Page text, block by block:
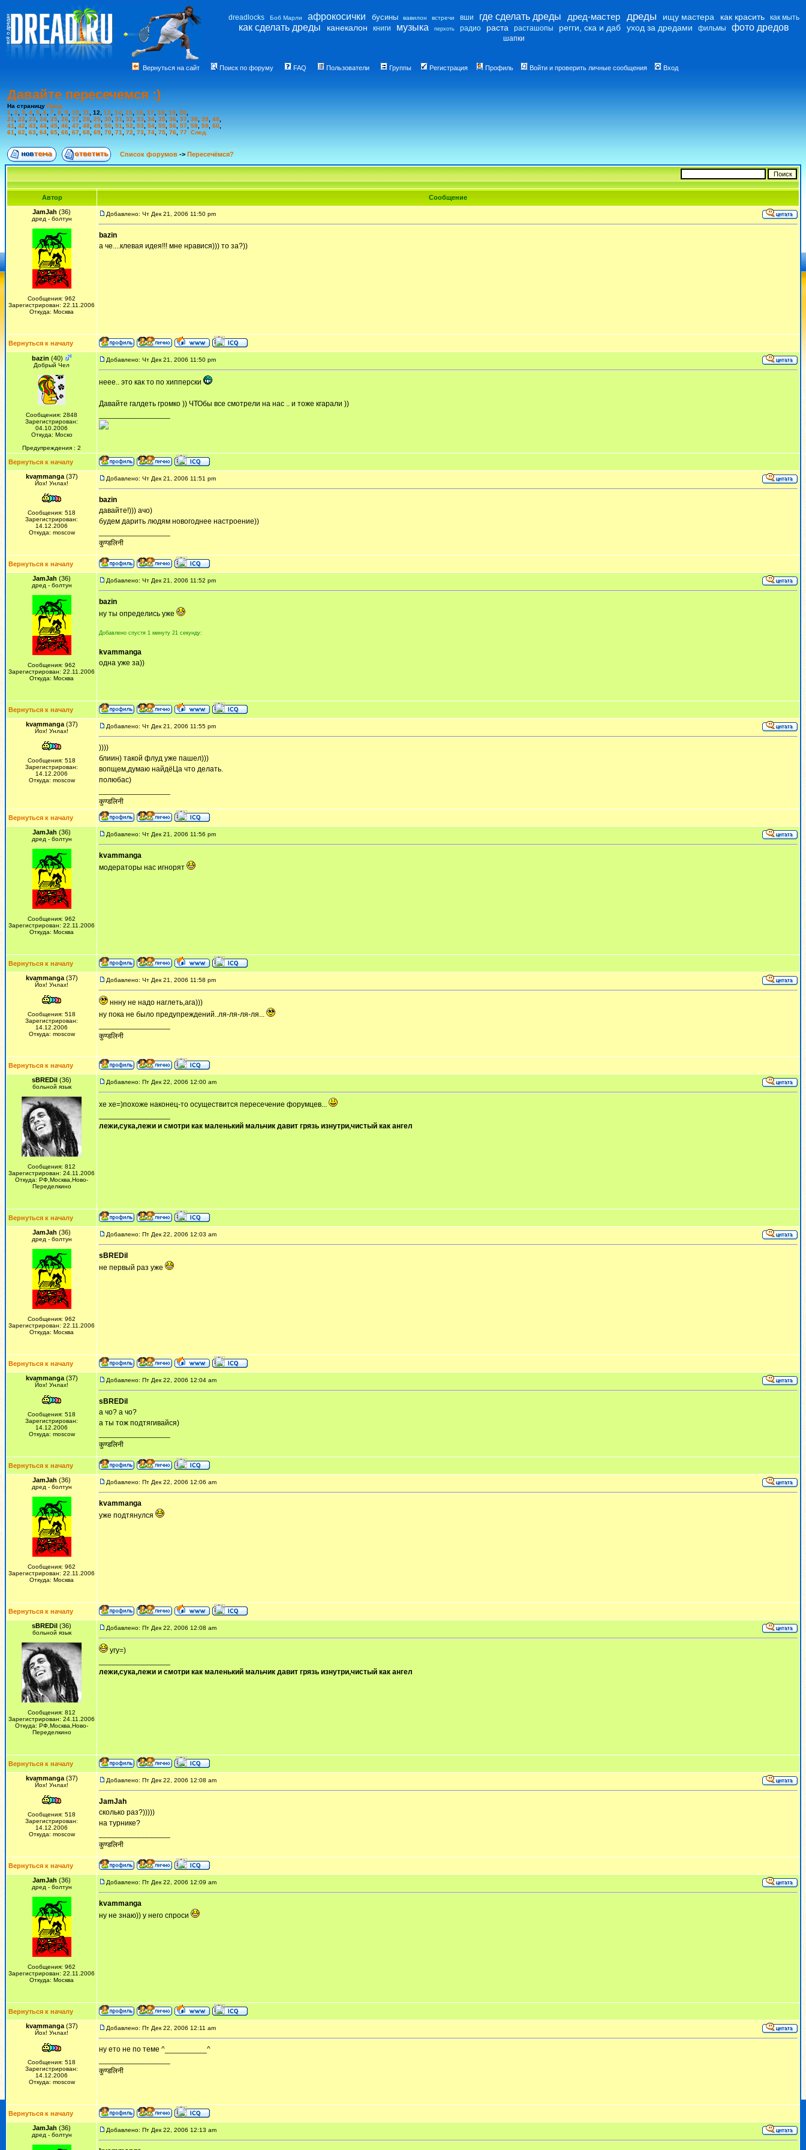
dreadlocks Боб Марли афрокосички бусины вавилон встречи вши где сделать дреды дред-мастер дреды ищу мастера как красить как мыть
как сделать дреды канекалон книги музыка перхоть радио раста расташопы регги, ска и даб уход за дредами фильмы фото дредов
шапки
Вернуться на сайт Поиск по форуму FAQ Пользователи Группы Регистрация Профиль Войти и проверить личные сообщения Вход
Давайте пересечемся :)
На страницу Пред.
1
2 3 4 5 6 7 8 9 10 11 12 13 14 15 16 17 18 19 20
21
22 23 24 25 26 27 28 29 30 31 32 33 34 35 36 37 38 39 40
41
42 43 44 45 46 47 48 49 50 51 52 53 54 55 56 57 58 59 60
61
62 63 64 65 66 67 68 69 70 71 72 73 74 75 76 77 След.
Список форумов -> Пересечёмся?
Автор
Сообщение
JamJah (36)
дред - болтун
Сообщения: 962
Зарегистрирован: 22.11.2006
Откуда: Москва
Добавлено: Чт Дек 21, 2006 11:50 pm
bazin
а че....клевая идея!!! мне нравися))) то за?))
Вернуться к началу
bazin (40)
Добрый Чел
Сообщения: 2848
Зарегистрирован:
04.10.2006
Откуда: Моско
Предупреждения : 2
Добавлено: Чт Дек 21, 2006 11:50 pm
неее.. это как то по хипперски
Давайте галдеть громко )) ЧТОбы все смотрели на нас .. и тоже кгарали ))
Вернуться к началу
kvammanga(37)
Йох! Унлах!
Сообщения: 518
Зарегистрирован:
14.12.2006
Откуда: moscow
Добавлено: Чт Дек 21, 2006 11:51 pm
bazin
давайте!))) ачо)
будем дарить людям новогоднее настроение))
कुण्डलिनी
Вернуться к началу
JamJah (36)
дред - болтун
Сообщения: 962
Зарегистрирован: 22.11.2006
Откуда: Москва
Добавлено: Чт Дек 21, 2006 11:52 pm
bazin
ну ты определись уже
Добавлено спустя 1 минуту 21 секунду:
kvammanga
одна уже за))
Вернуться к началу
kvammanga(37)
Йох! Унлах!
Сообщения: 518
Зарегистрирован:
14.12.2006
Откуда: moscow
Добавлено: Чт Дек 21, 2006 11:55 pm
))))
блиин) такой флуд уже пашел)))
вопщем,думаю найдёЦа что делать.
полюбас)
कुण्डलिनी
Вернуться к началу
JamJah (36)
дред - болтун
Сообщения: 962
Зарегистрирован: 22.11.2006
Откуда: Москва
Добавлено: Чт Дек 21, 2006 11:56 pm
kvammanga
модераторы нас игнорят
Вернуться к началу
kvammanga(37)
Йох! Унлах!
Сообщения: 518
Зарегистрирован:
14.12.2006
Откуда: moscow
Добавлено: Чт Дек 21, 2006 11:58 pm
ннну не надо наглеть,ага)))
ну пока не было предупреждений..ля-ля-ля-ля...
कुण्डलिनी
Вернуться к началу
sBREDil (36)
больной язык
Сообщения: 812
Зарегистрирован: 24.11.2006
Откуда: РФ,Москва,Ново-
Переделкино
Добавлено: Пт Дек 22, 2006 12:00 am
хе хе=)похоже наконец-то осуществится пересечение форумцев...
лежи,сука,лежи и смотри как маленький мальчик давит грязь изнутри,чистый как ангел
Вернуться к началу
JamJah (36)
дред - болтун
Сообщения: 962
Зарегистрирован: 22.11.2006
Откуда: Москва
Добавлено: Пт Дек 22, 2006 12:03 am
sBREDil
не первый раз уже
Вернуться к началу
kvammanga(37)
Йох! Унлах!
Сообщения: 518
Зарегистрирован:
14.12.2006
Откуда: moscow
Добавлено: Пт Дек 22, 2006 12:04 am
sBREDil
а чо? а чо?
а ты тож подтягивайся)
कुण्डलिनी
Вернуться к началу
JamJah (36)
дред - болтун
Сообщения: 962
Зарегистрирован: 22.11.2006
Откуда: Москва
Добавлено: Пт Дек 22, 2006 12:06 am
kvammanga
уже подтянулся
Вернуться к началу
sBREDil (36)
больной язык
Сообщения: 812
Зарегистрирован: 24.11.2006
Откуда: РФ,Москва,Ново-
Переделкино
Добавлено: Пт Дек 22, 2006 12:08 am
угу=)
лежи,сука,лежи и смотри как маленький мальчик давит грязь изнутри,чистый как ангел
Вернуться к началу
kvammanga(37)
Йох! Унлах!
Сообщения: 518
Зарегистрирован:
14.12.2006
Откуда: moscow
Добавлено: Пт Дек 22, 2006 12:08 am
JamJah
сколько раз?)))))
на турнике?
कुण्डलिनी
Вернуться к началу
JamJah (36)
дред - болтун
Сообщения: 962
Зарегистрирован: 22.11.2006
Откуда: Москва
Добавлено: Пт Дек 22, 2006 12:09 am
kvammanga
ну не знаю)) у него спроси
Вернуться к началу
kvammanga(37)
Йох! Унлах!
Сообщения: 518
Зарегистрирован:
14.12.2006
Откуда: moscow
Добавлено: Пт Дек 22, 2006 12:11 am
ну ето не по теме ^__________^
कुण्डलिनी
Вернуться к началу
JamJah (36)
дред - болтун
Добавлено: Пт Дек 22, 2006 12:13 am